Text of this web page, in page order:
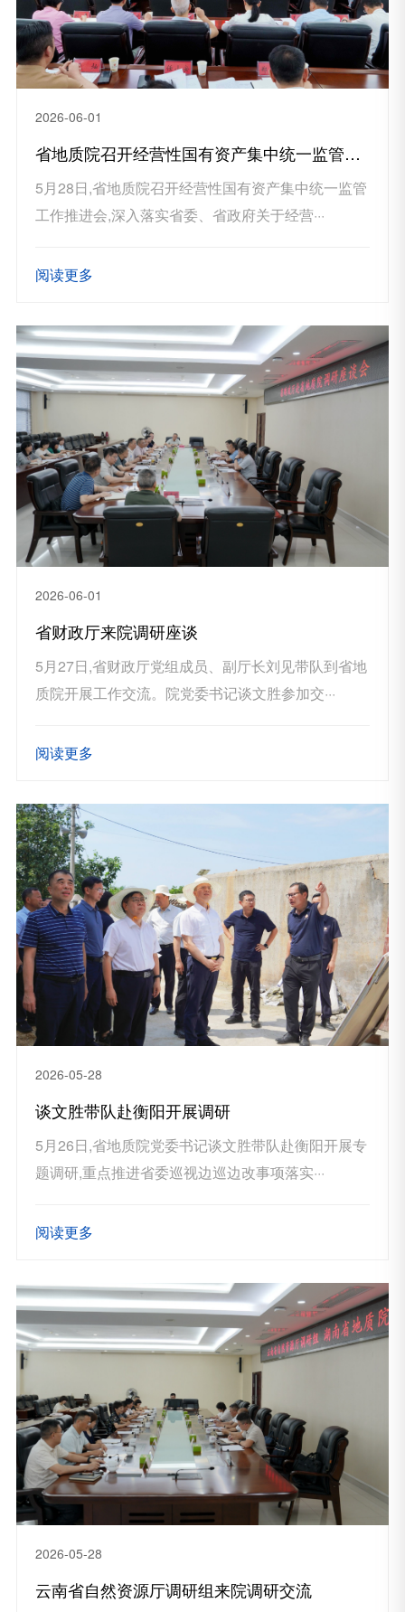
2026-06-01
省地质院召开经营性国有资产集中统一监管工作推进会
5月28日,省地质院召开经营性国有资产集中统一监管
工作推进会,深入落实省委、省政府关于经营···
阅读更多
2026-06-01
省财政厅来院调研座谈
5月27日,省财政厅党组成员、副厅长刘见带队到省地
质院开展工作交流。院党委书记谈文胜参加交···
阅读更多
2026-05-28
谈文胜带队赴衡阳开展调研
5月26日,省地质院党委书记谈文胜带队赴衡阳开展专
题调研,重点推进省委巡视边巡边改事项落实···
阅读更多
2026-05-28
云南省自然资源厅调研组来院调研交流